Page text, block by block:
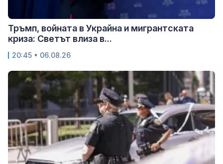
Тръмп, войната в Украйна и мигрантската
криза: Светът влиза в...
20:45 • 06.08.26